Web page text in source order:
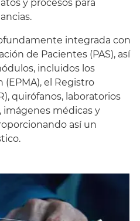
y procesos para
integrada con
de Pacientes (PAS), así
incluidos los
(EPMA), el Registro
quirófanos, laboratorios
imágenes médicas y
así un